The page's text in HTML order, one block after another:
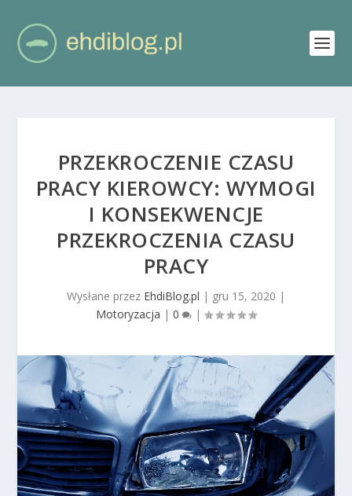
PRZEKROCZENIE CZASU
PRACY KIEROWCY: WYMOGI
I KONSEKWENCJE
PRZEKROCZENIA CZASU
PRACY
Wysłane przez EhdiBlog.pl | gru 15, 2020 |
Motoryzacja | 0 |